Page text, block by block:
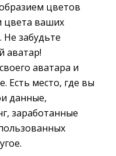
цветов
цвета ваших
забудьте
аватар!
аватара и
Есть место, где вы
данные,
заработанные